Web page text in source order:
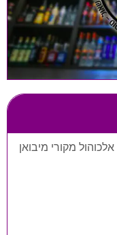
אלכוהול מקורי מיבואן